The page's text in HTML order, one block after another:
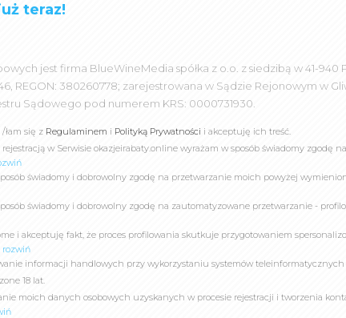
teraz!
jest firma BlueWineMedia spółka z o.o. z siedzibą w 41-940
REGON: 380260778; zarejestrowana w Sądzie Rejonowym w
Sądowego pod numerem KRS: 0000731930.
/łam się z Regulaminem i Polityką Prywatności i akceptuję ich treść.
w Serwisie okazjeirabaty.online wyrażam w sposób świadomy zgodę
świadomy i dobrowolny zgodę na przetwarzanie moich powyżej
świadomy i dobrowolny zgodę na zautomatyzowane przetwarzanie -
i akceptuję fakt, że proces profilowania skutkuje przygotowaniem
rozwiń
informacji handlowych przy wykorzystaniu systemów teleinformatycznych
18 lat.
moich danych osobowych uzyskanych w procesie rejestracji i tworzenia